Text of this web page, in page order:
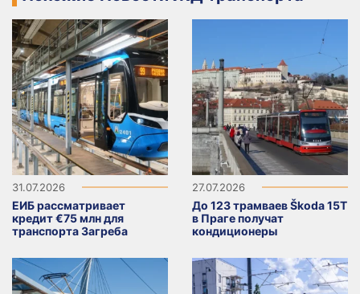
31.07.2026
ЕИБ рассматривает
кредит €75 млн для
транспорта Загреба
27.07.2026
До 123 трамваев Škoda 15T
в Праге получат
кондиционеры